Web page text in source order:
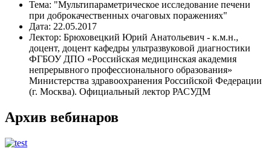
Тема: "Мультипараметрическое исследование печени
при доброкачественных очаговых поражениях"
Дата: 22.05.2017
Лектор: Брюховецкий Юрий Анатольевич - к.м.н.,
доцент, доцент кафедры ультразвуковой диагностики
ФГБОУ ДПО «Российская медицинская академия
непрерывного профессионального образования»
Министерства здравоохранения Российской Федерации
(г. Москва). Официальный лектор РАСУДМ
Архив вебинаров